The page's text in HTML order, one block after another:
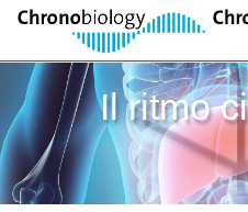
Il ritmo